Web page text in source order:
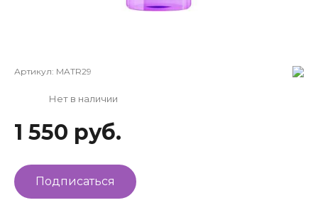
Артикул: MATR29
Нет в наличии
1 550 руб.
Подписаться